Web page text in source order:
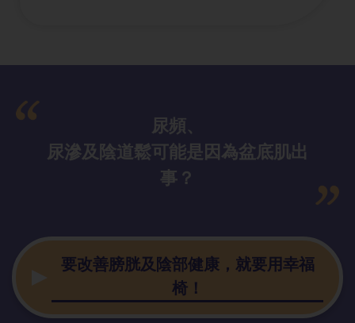
尿頻、
尿滲及陰道鬆可能是因為盆底肌出
事？
要改善膀胱及陰部健康，就要用幸福
椅！